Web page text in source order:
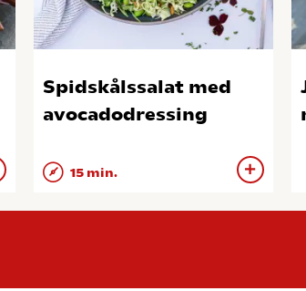
Spidskålssalat med
avocadodressing
15 min.